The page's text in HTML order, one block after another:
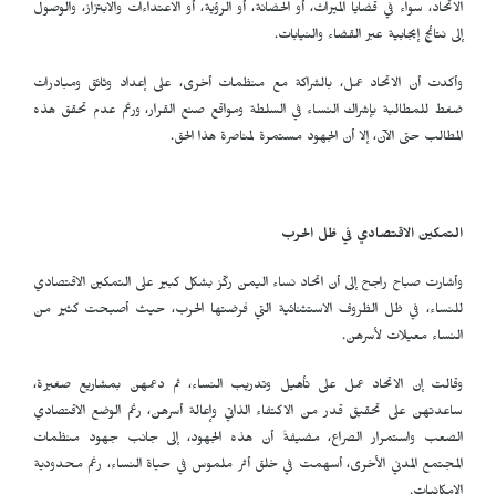
الاتحاد، سواء في قضايا الميراث، أو الحضانة، أو الرؤية، أو الاعتداءات والابتزاز، والوصول
إلى نتائج إيجابية عبر القضاء والنيابات.
وأكدت أن الاتحاد عمل، بالشراكة مع منظمات أخرى، على إعداد وثائق ومبادرات
ضغط للمطالبة بإشراك النساء في السلطة ومواقع صنع القرار، ورغم عدم تحقق هذه
المطالب حتى الآن، إلا أن الجهود مستمرة لمناصرة هذا الحق.
التمكين الاقتصادي في ظل الحرب
وأشارت صباح راجح إلى أن اتحاد نساء اليمن ركّز بشكل كبير على التمكين الاقتصادي
للنساء، في ظل الظروف الاستثنائية التي فرضتها الحرب، حيث أصبحت كثير من
النساء معيلات لأسرهن.
وقالت إن الاتحاد عمل على تأهيل وتدريب النساء، ثم دعمهن بمشاريع صغيرة،
ساعدتهن على تحقيق قدر من الاكتفاء الذاتي وإعالة أسرهن، رغم الوضع الاقتصادي
الصعب واستمرار الصراع، مضيفةً أن هذه الجهود، إلى جانب جهود منظمات
المجتمع المدني الأخرى، أسهمت في خلق أثر ملموس في حياة النساء، رغم محدودية